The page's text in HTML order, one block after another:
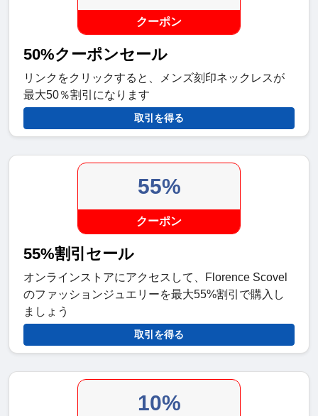
クーポン
50%クーポンセール
リンクをクリックすると、メンズ刻印ネックレスが
最大50％割引になります
取引を得る
55%
クーポン
55%割引セール
オンラインストアにアクセスして、Florence Scovel
のファッションジュエリーを最大55%割引で購入し
ましょう
取引を得る
10%